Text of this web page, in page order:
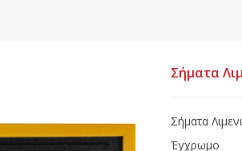
Σήματα
Σήματα
Έγχρωμο